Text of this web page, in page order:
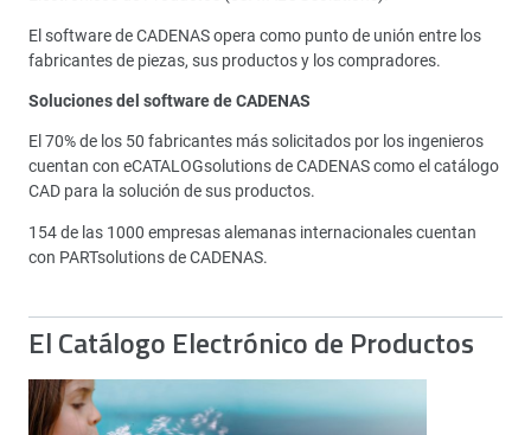
El software de CADENAS opera como punto de unión entre los
fabricantes de piezas, sus productos y los compradores.
Soluciones del software de CADENAS
El 70% de los 50 fabricantes más solicitados por los ingenieros
cuentan con eCATALOGsolutions de CADENAS como el catálogo
CAD para la solución de sus productos.
154 de las 1000 empresas alemanas internacionales cuentan
con PARTsolutions de CADENAS.
El Catálogo Electrónico de Productos